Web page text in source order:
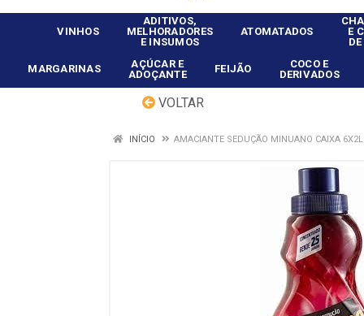
VINHOS
ADITIVOS,
MELHORADORES
E INSUMOS
ATOMATADOS
E
MARGARINAS
AÇÚCAR E
ADOÇANTE
FEIJÃO
COCO E
DERIVADOS
VOLTAR
INÍCIO AMACIANTE SEDUÇÃO MINUANO CAIXA 6X2L